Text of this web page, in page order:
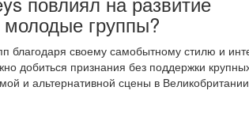
группы?
благодаря своему самобытному стилю и
добиться признания без поддержки
и альтернативной сцены в